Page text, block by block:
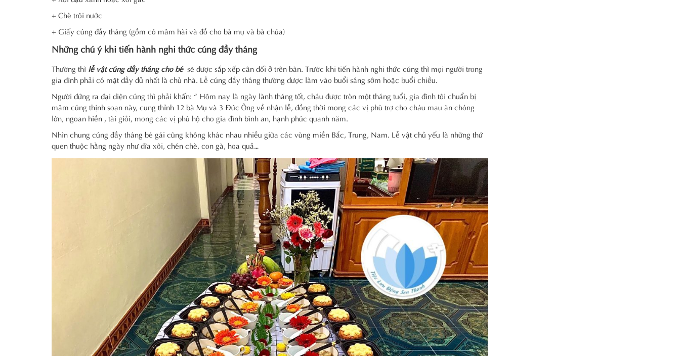
+ Chè trôi nước
+ Giấy cúng đầy tháng (gồm có mâm hài và đồ cho bà mụ và bà chúa)
Những chú ý khi tiến hành nghi thức cúng đầy tháng
Thường thì lễ vật cúng đầy tháng cho bé sẽ được sắp xếp cân đối ở trên bàn. Trước khi tiến hành nghi thức cúng thì mọi người trong
gia đình phải có mặt đầy đủ nhất là chủ nhà. Lễ cúng đầy tháng thường được làm vào buổi sáng sớm hoặc buổi chiều.
Người đứng ra đại diện cúng thì phải khấn: “ Hôm nay là ngày lành tháng tốt, cháu được tròn một tháng tuổi, gia đình tôi chuẩn bị
mâm cúng thịnh soạn này, cung thỉnh 12 bà Mụ và 3 Đức Ông về nhận lễ, đồng thời mong các vị phù trợ cho cháu mau ăn chóng
lớn, ngoan hiền , tài giỏi, mong các vị phù hộ cho gia đình bình an, hạnh phúc quanh năm.
Nhìn chung cúng đầy tháng bé gái cũng không khác nhau nhiều giữa các vùng miền Bắc, Trung, Nam. Lễ vật chủ yếu là những thứ
quen thuộc hằng ngày như đĩa xôi, chén chè, con gà, hoa quả…